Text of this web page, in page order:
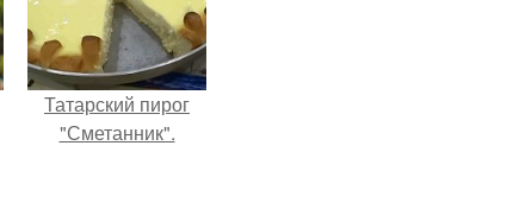
Татарский пирог
"Сметанник".